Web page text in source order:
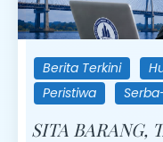
Berita Terkini
Peristiwa
SITA BARANG,